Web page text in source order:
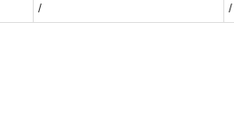
/ /